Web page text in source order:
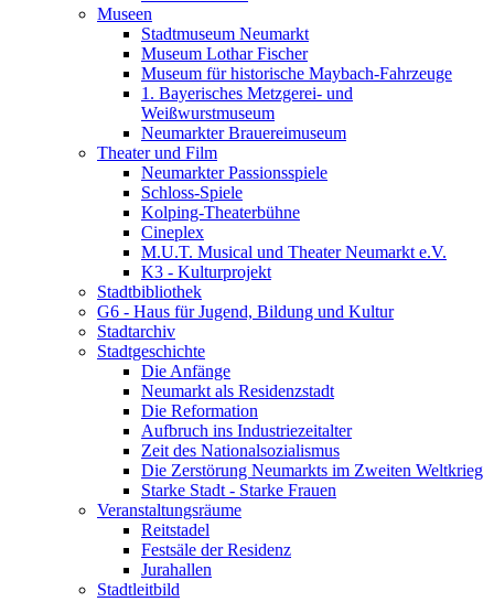
Museen
Stadtmuseum Neumarkt
Museum Lothar Fischer
Museum für historische Maybach-Fahrzeuge
1. Bayerisches Metzgerei- und
Weißwurstmuseum
Neumarkter Brauereimuseum
Theater und Film
Neumarkter Passionsspiele
Schloss-Spiele
Kolping-Theaterbühne
Cineplex
M.U.T. Musical und Theater Neumarkt e.V.
K3 - Kulturprojekt
Stadtbibliothek
G6 - Haus für Jugend, Bildung und Kultur
Stadtarchiv
Stadtgeschichte
Die Anfänge
Neumarkt als Residenzstadt
Die Reformation
Aufbruch ins Industriezeitalter
Zeit des Nationalsozialismus
Die Zerstörung Neumarkts im Zweiten Weltkrieg
Starke Stadt - Starke Frauen
Veranstaltungsräume
Reitstadel
Festsäle der Residenz
Jurahallen
Stadtleitbild